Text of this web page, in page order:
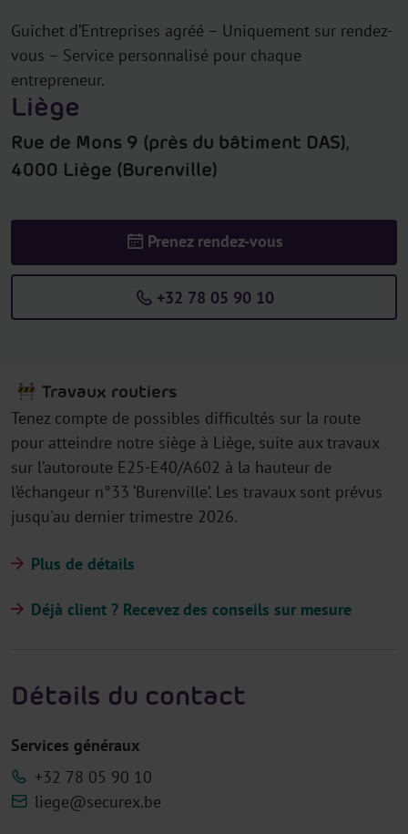
Guichet d’Entreprises agréé – Uniquement sur rendez-
vous – Service personnalisé pour chaque
entrepreneur.
Liège
Rue de Mons 9 (près du bâtiment DAS),
4000 Liège (Burenville)
Prenez rendez-vous
+32 78 05 90 10
Travaux routiers
Tenez compte de possibles difficultés sur la route
pour atteindre notre siège à Liège, suite aux travaux
sur l’autoroute E25-E40/A602 à la hauteur de
l’échangeur n°33 ‘Burenville’. Les travaux sont prévus
jusqu'au dernier trimestre 2026.
Plus de détails
Déjà client ? Recevez des conseils sur mesure
Détails du contact
Services généraux
+32 78 05 90 10
liege@securex.be